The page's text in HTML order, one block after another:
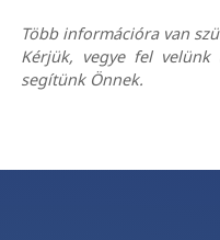
Több információra van
Kérjük, vegye fel velünk
segítünk Önnek.